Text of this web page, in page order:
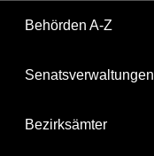
Behörden A-Z
Senatsverwaltungen
Bezirksämter